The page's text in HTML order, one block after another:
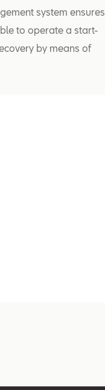
system ensures
to operate a start-
by means of